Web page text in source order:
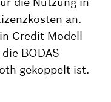
an.
Credit-Modell
BODAS
gekoppelt ist.